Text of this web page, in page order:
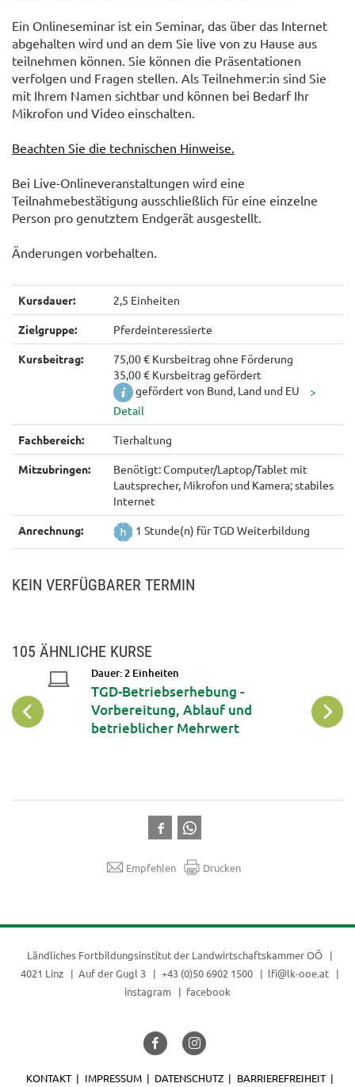
Ein Onlineseminar ist ein Seminar, das über das Internet
abgehalten wird und an dem Sie live von zu Hause aus
teilnehmen können. Sie können die Präsentationen
verfolgen und Fragen stellen. Als Teilnehmer:in sind Sie
mit Ihrem Namen sichtbar und können bei Bedarf Ihr
Mikrofon und Video einschalten.
Beachten Sie die technischen Hinweise.
Bei Live-Onlineveranstaltungen wird eine
Teilnahmebestätigung ausschließlich für eine einzelne
Person pro genutztem Endgerät ausgestellt.
Änderungen vorbehalten.
Kursdauer: 2,5 Einheiten
Zielgruppe: Pferdeinteressierte
Kursbeitrag:
75,00 € Kursbeitrag ohne Förderung
35,00 € Kursbeitrag gefördert
gefördert von Bund, Land und EU
Fachbereich: Tierhaltung
Mitzubringen:
Benötigt: Computer/Laptop/Tablet mit
Lautsprecher, Mikrofon und Kamera; stabiles
Internet
Anrechnung: 1 Stunde(n) für TGD Weiterbildung
KEIN VERFÜGBARER TERMIN
105 ÄHNLICHE KURSE
Dauer: 2 Einheiten
TGD-Betriebserhebung -
Vorbereitung, Ablauf und
betrieblicher Mehrwert
Empfehlen Drucken
Ländliches Fortbildungsinstitut der Landwirtschaftskammer OÖ
4021 Linz
Auf der Gugl 3 +43 (0)50 6902 1500
lfi@lk-ooe.at
instagram
facebook
KONTAKT IMPRESSUM DATENSCHUTZ
BARRIEREFREIHEIT